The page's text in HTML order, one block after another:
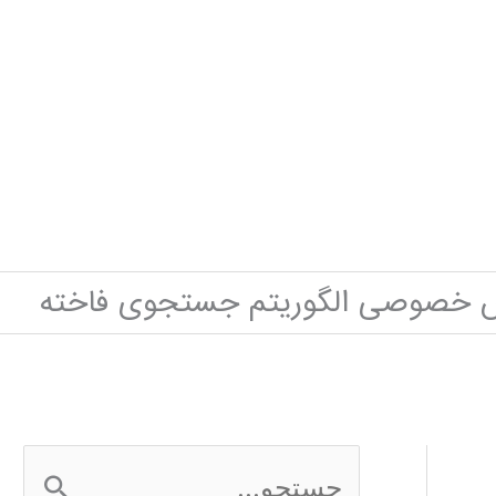
خصوصی الگوریتم جستجوی فاخته